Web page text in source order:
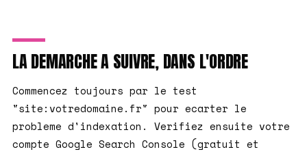
LA DEMARCHE A SUIVRE, DANS L'ORDRE
Commencez toujours par le test
"site:votredomaine.fr" pour ecarter le
probleme d'indexation. Verifiez ensuite votre
compte Google Search Console (gratuit et